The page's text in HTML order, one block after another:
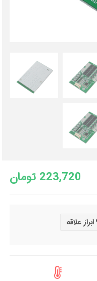
223,720 تومان
ابراز علاقه